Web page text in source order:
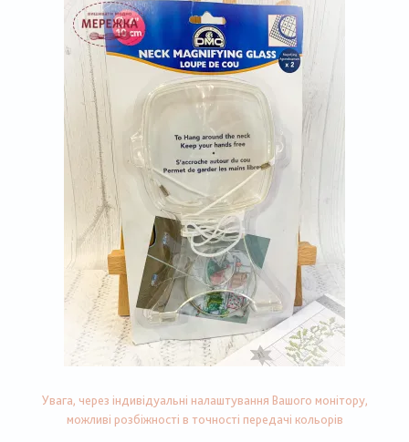
Увага, через індивідуальні налаштування Вашого монітору,
можливі розбіжності в точності передачі кольорів